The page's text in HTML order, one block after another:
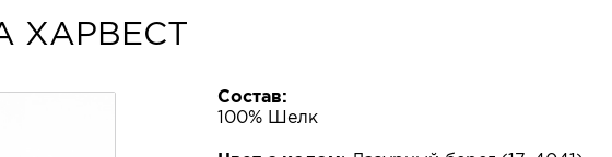
ХАРВЕСТ
Состав:
100% Шелк